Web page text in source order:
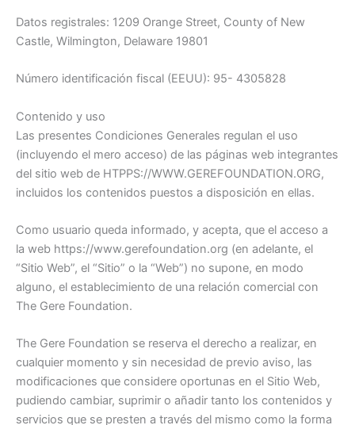
Datos registrales: 1209 Orange Street, County of New
Castle, Wilmington, Delaware 19801
Número identificación fiscal (EEUU): 95- 4305828
Contenido y uso
Las presentes Condiciones Generales regulan el uso
(incluyendo el mero acceso) de las páginas web integrantes
del sitio web de HTPPS://WWW.GEREFOUNDATION.ORG,
incluidos los contenidos puestos a disposición en ellas.
Como usuario queda informado, y acepta, que el acceso a
la web https://www.gerefoundation.org (en adelante, el
“Sitio Web”, el “Sitio” o la “Web”) no supone, en modo
alguno, el establecimiento de una relación comercial con
The Gere Foundation.
The Gere Foundation se reserva el derecho a realizar, en
cualquier momento y sin necesidad de previo aviso, las
modificaciones que considere oportunas en el Sitio Web,
pudiendo cambiar, suprimir o añadir tanto los contenidos y
servicios que se presten a través del mismo como la forma